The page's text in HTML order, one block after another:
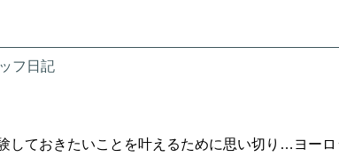
フ日記
ておきたいことを叶えるために思い切り…ヨーロ